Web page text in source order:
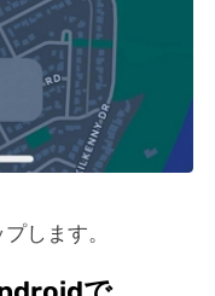
します。